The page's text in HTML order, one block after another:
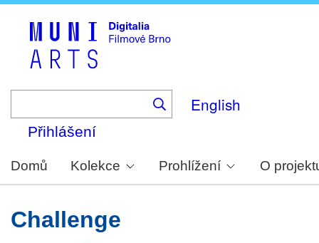
English
Přihlášení
Domů Kolekce Prohlížení O
Challenge